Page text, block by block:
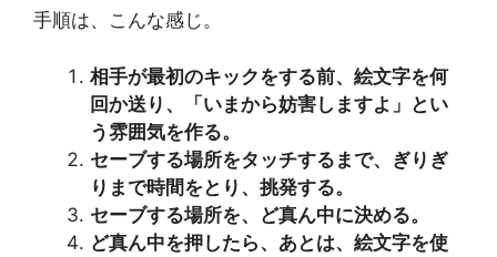
手順は、こんな感じ。
相手が最初のキックをする前、絵文字を何
回か送り、「いまから妨害しますよ」とい
う雰囲気を作る。
セーブする場所をタッチするまで、ぎりぎ
りまで時間をとり、挑発する。
セーブする場所を、ど真ん中に決める。
ど真ん中を押したら、あとは、絵文字を使